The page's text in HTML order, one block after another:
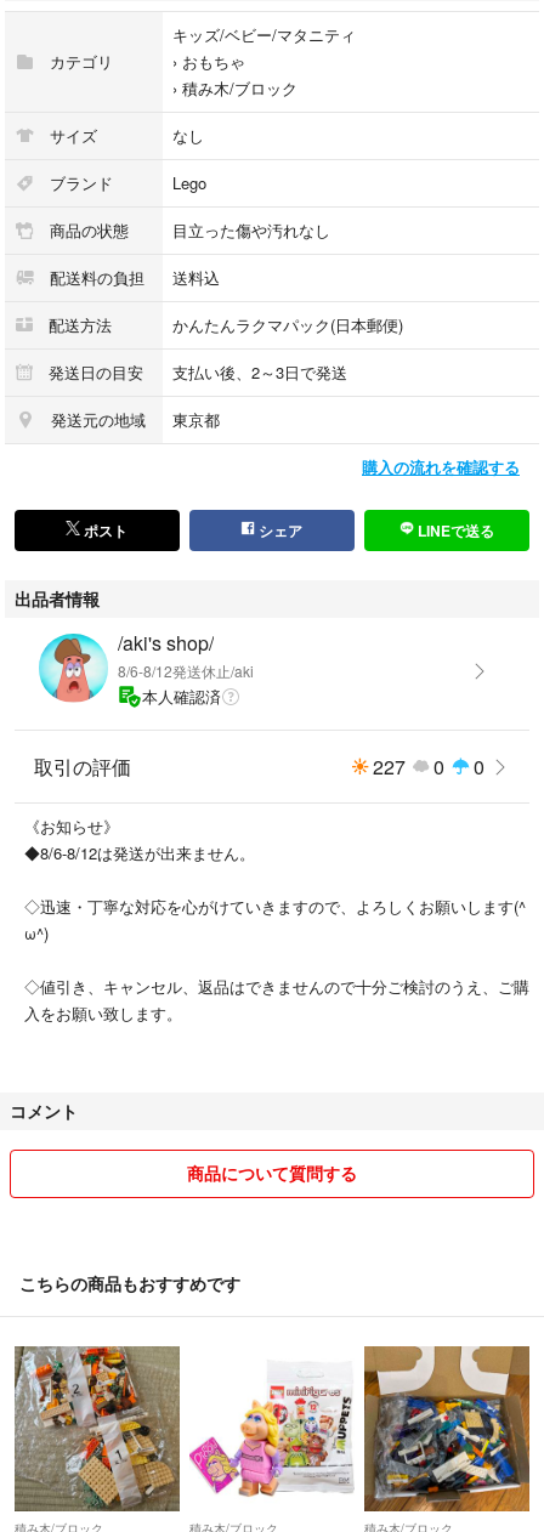
カテゴリ
キッズ/ベビー/マタニティ
› おもちゃ
› 積み木/ブロック
サイズ なし
ブランド Lego
商品の状態 目立った傷や汚れなし
配送料の負担 送料込
配送方法 かんたんラクマパック(日本郵便)
発送日の目安 支払い後、2～3日で発送
発送元の地域 東京都
購入の流れを確認する
ポスト シェア LINEで送る
出品者情報
/aki's shop/
8/6-8/12発送休止/aki
本人確認済
取引の評価 227 0 0
《お知らせ》
◆8/6-8/12は発送が出来ません。
◇迅速・丁寧な対応を心がけていきますので、よろしくお願いします(^
ω^)
◇値引き、キャンセル、返品はできませんので十分ご検討のうえ、ご購
入をお願い致します。
コメント
商品について質問する
こちらの商品もおすすめです
積み木/ブロック 積み木/ブロック 積み木/ブロック